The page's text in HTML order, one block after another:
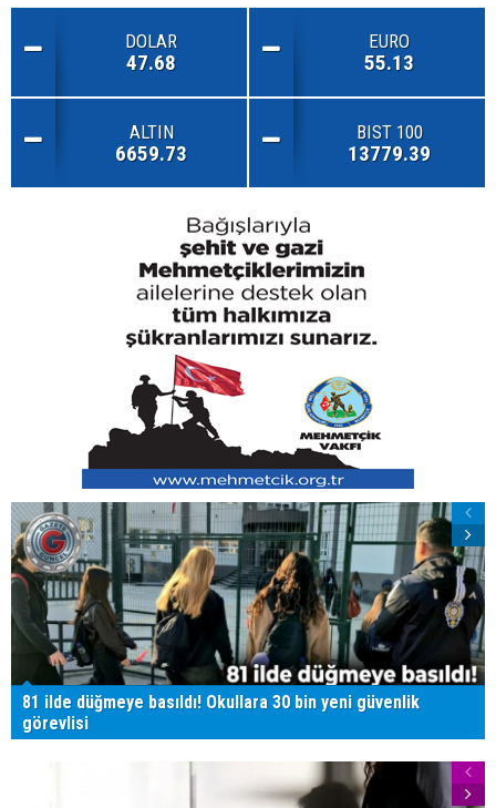
DOLAR
47.68
EURO
55.13
ALTIN
6659.73
BIST 100
13779.39
81 ilde düğmeye basıldı! Okullara 30 bin yeni güvenlik
görevlisi